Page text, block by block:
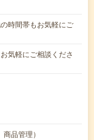
時間帯もお気軽にご
気軽にご相談くださ
品管理）